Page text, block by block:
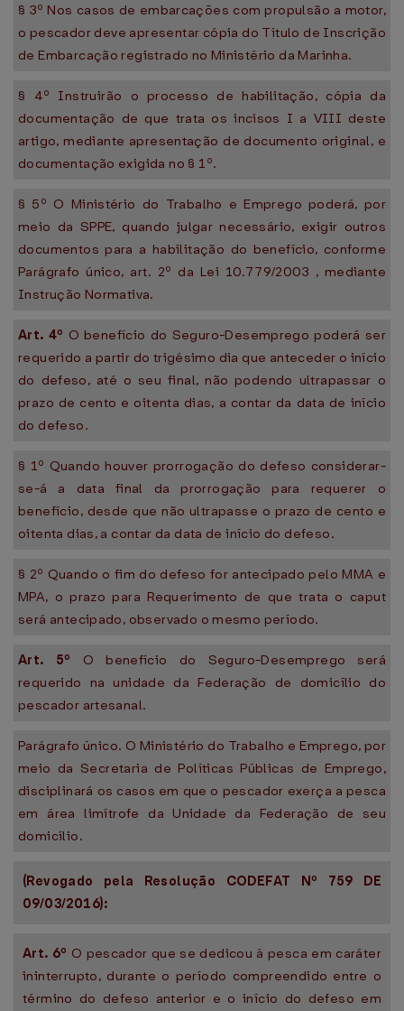
§ 3º Nos casos de embarcações com propulsão a motor,
o pescador deve apresentar cópia do Título de Inscrição
de Embarcação registrado no Ministério da Marinha.
§ 4º Instruirão o processo de habilitação, cópia da
documentação de que trata os incisos I a VIII deste
artigo, mediante apresentação de documento original, e
documentação exigida no § 1º.
§ 5º O Ministério do Trabalho e Emprego poderá, por
meio da SPPE, quando julgar necessário, exigir outros
documentos para a habilitação do benefício, conforme
Parágrafo único, art. 2º da Lei 10.779/2003 , mediante
Instrução Normativa.
Art. 4º O benefício do Seguro-Desemprego poderá ser
requerido a partir do trigésimo dia que anteceder o início
do defeso, até o seu final, não podendo ultrapassar o
prazo de cento e oitenta dias, a contar da data de início
do defeso.
§ 1º Quando houver prorrogação do defeso considerar-
se-á a data final da prorrogação para requerer o
benefício, desde que não ultrapasse o prazo de cento e
oitenta dias, a contar da data de início do defeso.
§ 2º Quando o fim do defeso for antecipado pelo MMA e
MPA, o prazo para Requerimento de que trata o caput
será antecipado, observado o mesmo período.
Art. 5º O benefício do Seguro-Desemprego será
requerido na unidade da Federação de domicílio do
pescador artesanal.
Parágrafo único. O Ministério do Trabalho e Emprego, por
meio da Secretaria de Políticas Públicas de Emprego,
disciplinará os casos em que o pescador exerça a pesca
em área limítrofe da Unidade da Federação de seu
domicílio.
(Revogado pela Resolução CODEFAT Nº 759 DE
09/03/2016):
Art. 6º O pescador que se dedicou à pesca em caráter
ininterrupto, durante o período compreendido entre o
término do defeso anterior e o início do defeso em